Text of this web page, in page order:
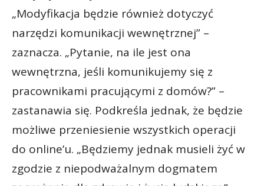
„Modyfikacja będzie również dotyczyć
narzędzi komunikacji wewnętrznej” –
zaznacza. „Pytanie, na ile jest ona
wewnętrzna, jeśli komunikujemy się z
pracownikami pracującymi z domów?” –
zastanawia się. Podkreśla jednak, że będzie
możliwe przeniesienie wszystkich operacji
do online’u. „Będziemy jednak musieli żyć w
zgodzie z niepodważalnym dogmatem